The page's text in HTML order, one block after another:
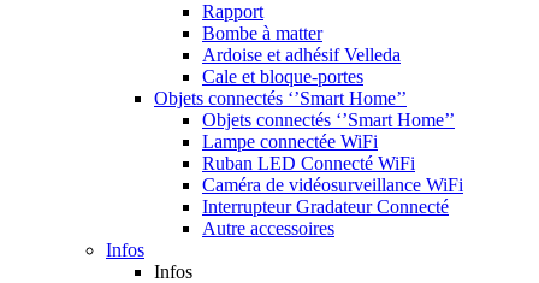
Rapport
Bombe à matter
Ardoise et adhésif Velleda
Cale et bloque-portes
Objets connectés ‘’Smart Home’’
Objets connectés ‘’Smart Home’’
Lampe connectée WiFi
Ruban LED Connecté WiFi
Caméra de vidéosurveillance WiFi
Interrupteur Gradateur Connecté
Autre accessoires
Infos
Infos